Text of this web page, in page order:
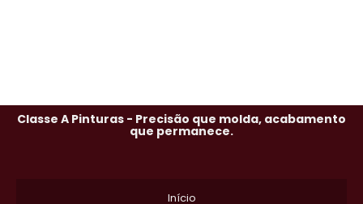
Classe A Pinturas - Precisão que molda, acabamento
que permanece.
Início